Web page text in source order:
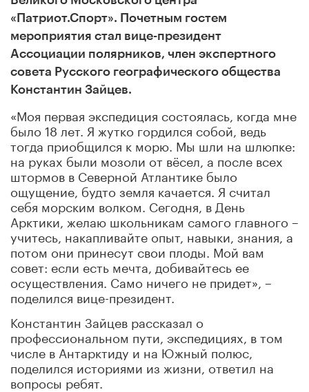
«Патриот.Спорт». Почетным гостем
мероприятия стал вице-президент
Ассоциации полярников, член экспертного
совета Русского географического общества
Константин Зайцев.
«Моя первая экспедиция состоялась, когда мне
было 18 лет. Я жутко гордился собой, ведь
тогда приобщился к морю. Мы шли на шлюпке:
на руках были мозоли от вёсел, а после всех
штормов в Северной Атлантике было
ощущение, будто земля качается. Я считал
себя морским волком. Сегодня, в День
Арктики, желаю школьникам самого главного –
учитесь, накапливайте опыт, навыки, знания, а
потом они принесут свои плоды. Мой вам
совет: если есть мечта, добивайтесь ее
осуществления. Само ничего не придет», –
поделился вице-президент.
Константин Зайцев рассказал о
профессиональном пути, экспедициях, в том
числе в Антарктиду и на Южный полюс,
поделился историями из жизни, ответил на
вопросы ребят.